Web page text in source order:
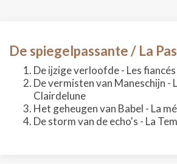
De spiegelpassante / La
De ijzige verloofde - Les
De vermisten van Maneschijn -
Clairdelune
Het geheugen van Babel - La
De storm van de echo's - La